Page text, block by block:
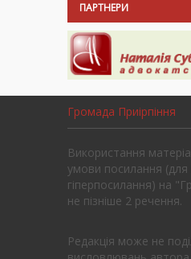
ПАРТНЕРИ
Громада Приірпіння
Використання
умови посилання (для
гіперпосилання) на
не пізніше 2 речення.
Редакція може не